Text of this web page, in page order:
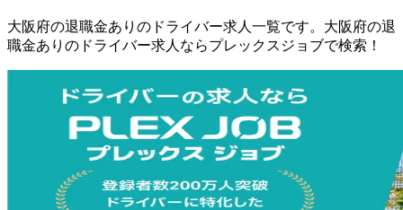
大阪府の退職金ありの ドライバー求人一覧です。 大阪府の退
職金ありの ドライバー求人ならプレックスジョブで検索！